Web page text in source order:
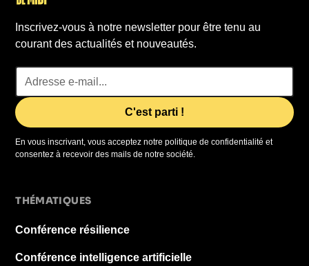
Inscrivez-vous à notre newsletter pour être tenu au
courant des actualités et nouveautés.
En vous inscrivant, vous acceptez notre politique de confidentialité et
consentez à recevoir des mails de notre société.
THÉMATIQUES
Conférence résilience
Conférence intelligence artificielle